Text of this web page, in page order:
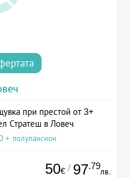
при престой от 3+
Стратеш в Ловеч
+ полупансион
50€ / 97.79
лв.